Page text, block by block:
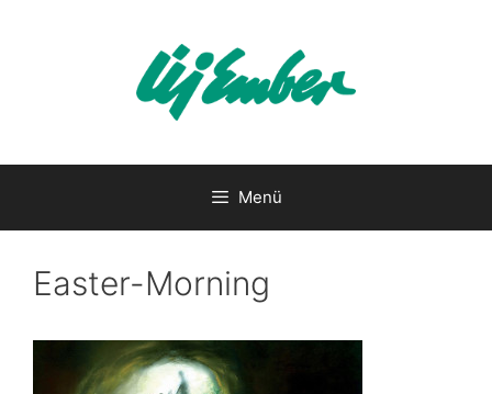
Menü
Easter-Morning